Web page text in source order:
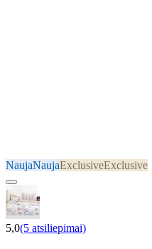
NaujaNaujaExclusiveExclusive
5,0(5 atsiliepimai)